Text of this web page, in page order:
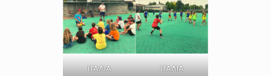
ΙΤΑΛΙΑ ΙΤΑΛΙΑ